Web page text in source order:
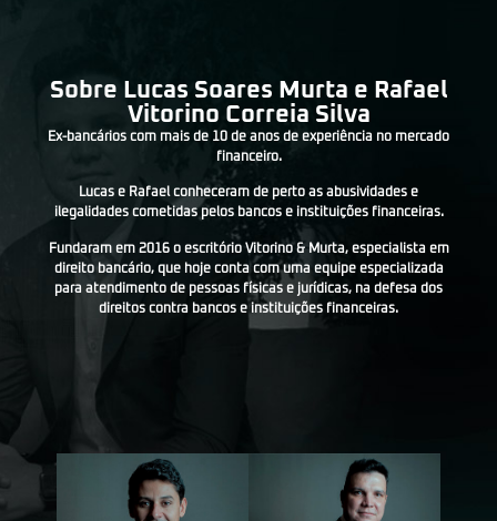
Sobre Lucas Soares Murta e Rafael
Vitorino Correia Silva
Ex-bancários com mais de 10 de anos de experiência no mercado
financeiro.
Lucas e Rafael conheceram de perto as abusividades e
ilegalidades cometidas pelos bancos e instituições financeiras.
Fundaram em 2016 o escritório Vitorino & Murta, especialista em
direito bancário, que hoje conta com uma equipe especializada
para atendimento de pessoas físicas e jurídicas, na defesa dos
direitos contra bancos e instituições financeiras.